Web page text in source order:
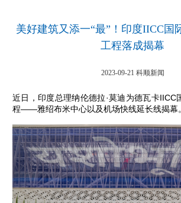
美好建筑又添一“最”！印度IICC国
工程落成揭幕
2023-09-21 科顺新闻
近日，印度总理纳伦德拉·莫迪为德瓦卡IICC
程——雅绍布米中心以及机场快线延长线揭幕。